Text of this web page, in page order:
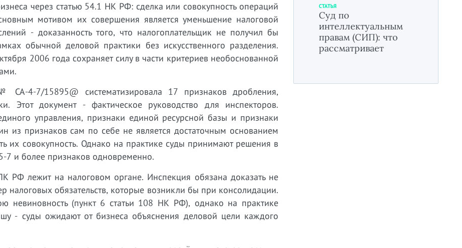
через статью 54.1 НК РФ: сделка или совокупность операций
мотивом их совершения является уменьшение налоговой
- доказанность того, что налогоплательщик не получил бы
обычной деловой практики без искусственного разделения.
2006 года сохраняет силу в части критериев необоснованной
4-7/15895@ систематизировала 17 признаков дробления,
Этот документ - фактическое руководство для инспекторов.
управления, признаки единой ресурсной базы и признаки
из признаков сам по себе не является достаточным основанием
их совокупность. Однако на практике суды принимают решения в
7 и более признаков одновременно.
РФ лежит на налоговом органе. Инспекция обязана доказать не
налоговых обязательств, которые возникли бы при консолидации.
невиновность (пункт 6 статьи 108 НК РФ), однако на практике
- суды ожидают от бизнеса объяснения деловой цели каждого
СТАТЬЯ
Суд по
интеллектуальным
правам (СИП): что
рассматривает